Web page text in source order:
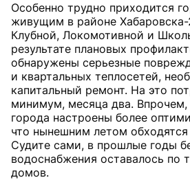
Особенно трудно приходится
живущим в районе
Клубной, Локомотивной и
результате плановых
обнаружены серьезные
и квартальных теплосетей,
капитальный ремонт. На это
минимум, месяца два.
города настроены более
что нынешним летом
Судите сами, в прошлые годы
водоснабжения оставалось по
домов.